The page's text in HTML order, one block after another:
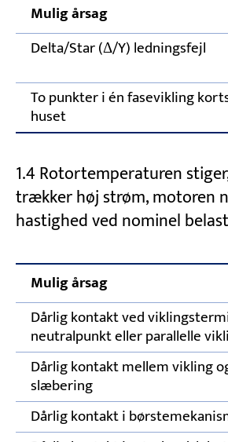
Mulig årsag
Delta/Star (Δ/Y) ledningsfejl
To punkter i én fasevikling
huset
1.4 Rotortemperaturen
trækker høj strøm, motoren
hastighed ved nominel
Mulig årsag
Dårlig kontakt ved
neutralpunkt eller parallelle
Dårlig kontakt mellem vikling
slæbering
Dårlig kontakt i